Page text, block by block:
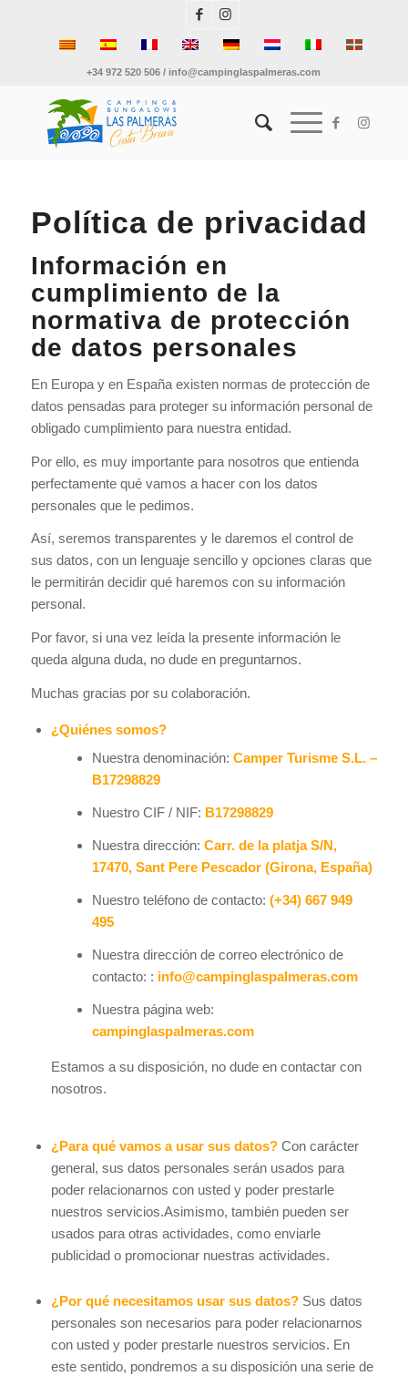
+34 972 520 506 / info@campinglaspalmeras.com
Política de privacidad
Información en
cumplimiento de la
normativa de protección
de datos personales
En Europa y en España existen normas de protección de
datos pensadas para proteger su información personal de
obligado cumplimiento para nuestra entidad.
Por ello, es muy importante para nosotros que entienda
perfectamente qué vamos a hacer con los datos
personales que le pedimos.
Así, seremos transparentes y le daremos el control de
sus datos, con un lenguaje sencillo y opciones claras que
le permitirán decidir qué haremos con su información
personal.
Por favor, si una vez leída la presente información le
queda alguna duda, no dude en preguntarnos.
Muchas gracias por su colaboración.
¿Quiénes somos?
Nuestra denominación: Camper Turisme S.L. –
B17298829
Nuestro CIF / NIF: B17298829
Nuestra dirección: Carr. de la platja S/N,
17470, Sant Pere Pescador (Girona, España)
Nuestro teléfono de contacto: (+34) 667 949
495
Nuestra dirección de correo electrónico de
contacto: : info@campinglaspalmeras.com
Nuestra página web:
campinglaspalmeras.com
Estamos a su disposición, no dude en contactar con
nosotros.
¿Para qué vamos a usar sus datos?Con carácter
general, sus datos personales serán usados para
poder relacionarnos con usted y poder prestarle
nuestros servicios.Asimismo, también pueden ser
usados para otras actividades, como enviarle
publicidad o promocionar nuestras actividades.
¿Por qué necesitamos usar sus datos?Sus datos
personales son necesarios para poder relacionarnos
con usted y poder prestarle nuestros servicios. En
este sentido, pondremos a su disposición una serie de